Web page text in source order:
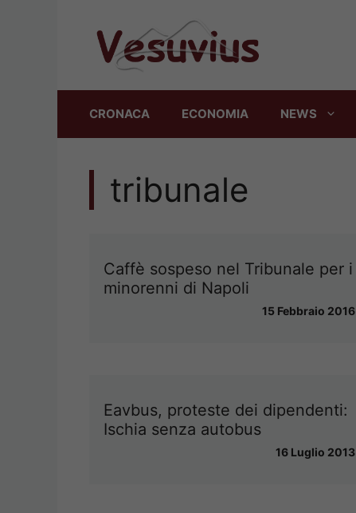
CRONACA ECONOMIA NEWS
tribunale
Caffè sospeso nel Tribunale per i
minorenni di Napoli
15 Febbraio 2016
Eavbus, proteste dei dipendenti:
Ischia senza autobus
16 Luglio 2013